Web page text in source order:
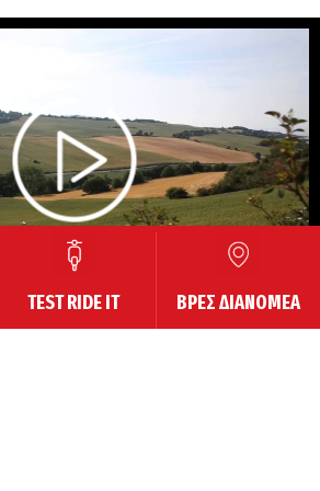
TEST RIDE IT ΒΡΕΣ ΔΙΑΝΟΜΕΑ